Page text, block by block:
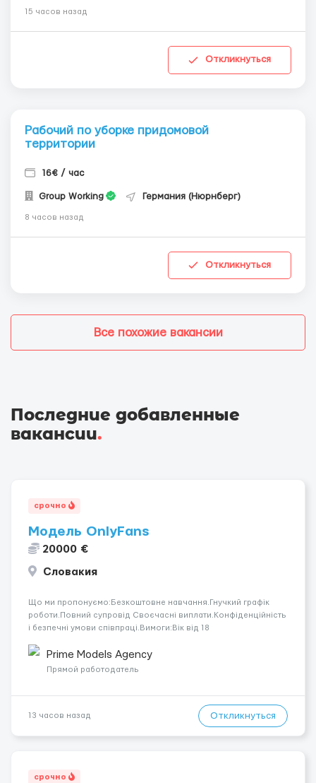
15 часов назад
Откликнуться
Рабочий по уборке придомовой
территории
16€ / час
Group Working Германия (Нюрнберг)
8 часов назад
Откликнуться
Все похожие вакансии
Последние добавленные
вакансии.
срочно
Модель OnlyFans
20000 €
Словакия
Що ми пропонуємо:Безкоштовне навчання.Гнучкий графік
роботи.Повний супровід Своєчасні виплати.Конфіденційність
і безпечні умови співпраці.Вимоги:Вік від 18
розвиватися.Досвід не обов’язковий.Якщо вас зацікавила
вакансія — залишайте відгук, і ми зв’яжемося ...
Prime Models Agency
Прямой работодатель
13 часов назад Откликнуться
срочно